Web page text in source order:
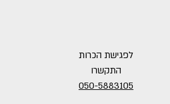
לפגישת הכרות
התקשרו
050-5883105